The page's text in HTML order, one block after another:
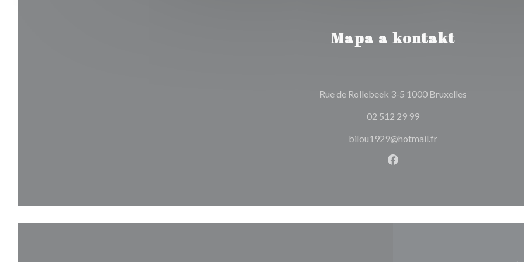
Mapa a kontakt
Rue de Rollebeek 3-5 1000 Bruxelles
02 512 29 99
bilou1929@hotmail.fr
Facebook ((otevře se v